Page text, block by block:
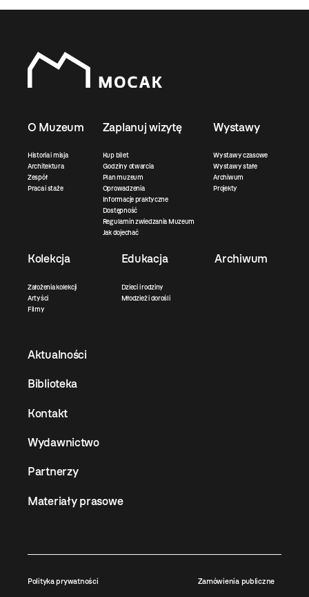
O Muzeum
Historia i misja
Architektura
Zespół
Praca i staże
Zaplanuj wizytę
Kup bilet
Godziny otwarcia
Plan muzeum
Oprowadzenia
Informacje praktyczne
Dostępność
Regulamin zwiedzania Muzeum
Jak dojechać
Wystawy
Wystawy czasowe
Wystawy stałe
Archiwum
Projekty
Kolekcja
Założenia kolekcji
Artyści
Filmy
Edukacja
Dzieci i rodziny
Młodzież i dorośli
Archiwum
Aktualności
Biblioteka
Kontakt
Wydawnictwo
Partnerzy
Materiały prasowe
Polityka prywatności Zamówienia publiczne